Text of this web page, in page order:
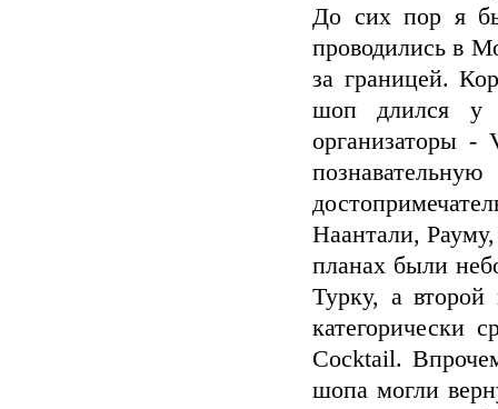
До сих пор я
проводились в
за границей.
шоп длился у
организаторы -
Наантали,
планах были
Турку, а
категорически
Cocktail.
шопа могли